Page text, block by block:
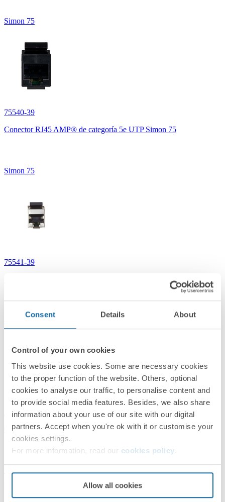
Consent Details About
Control of your own cookies
This website use cookies. Some are necessary cookies
to the proper function of the website. Others, optional
cookies to analyse our traffic, to personalise content and
to provide social media features. Besides, we also share
information about your use of our site with our digital
partners. Accept when you're ok with it or customise your
cookies settings.
For more information, read our cookies policy
Allow all cookies
Simon 75
75540-39
Conector RJ45 AMP® de categoría 5e UTP Simon 75
Simon 75
75541-39
Conector informático RJ45 AMP® de categoría 5e FTP Simon 75
Simon 75
75544-39
Conector RJ45 AMP® de categoría 6 UTP Simon 75